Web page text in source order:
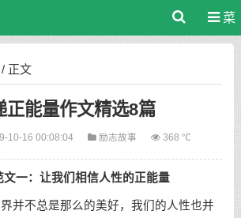
菜
正文
正能量作文精选8篇
10-16 00:08:04 励志故事 368 ℃
一：让我们相信人性的正能量
并不总是那么的美好，我们的人性也并